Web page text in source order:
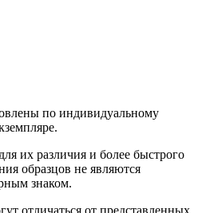
по индивидуальному
их различия и более быстрого
образцов не являются
знаком.
отличаться от представленных